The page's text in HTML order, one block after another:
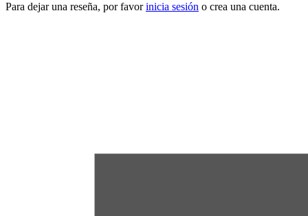
Para dejar una reseña, por favorinicia sesión o crea una cuenta.